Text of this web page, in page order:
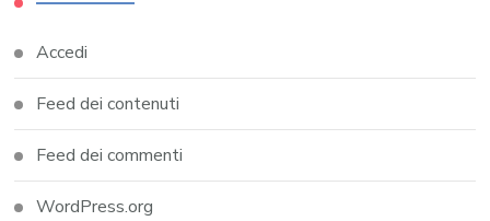
Accedi
Feed dei contenuti
Feed dei commenti
WordPress.org